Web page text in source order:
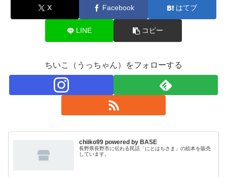
X Facebook はてブ
LINE コピー
ちいこ（うっちゃん）をフォローする
chiiko99 powered by BASE
長野県長野市に伝わる民話「にとはちさま」の絵本を販売
しています。